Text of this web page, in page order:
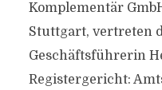
Komplementär
Stuttgart, vertreten
Geschäftsführerin
Registergericht: